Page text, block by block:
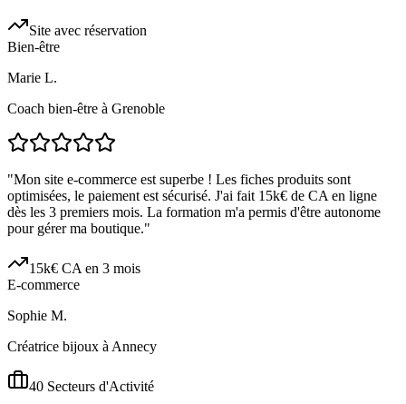
Site avec réservation
Bien-être
Marie L.
Coach bien-être à Grenoble
"Mon site e-commerce est superbe ! Les fiches produits sont
optimisées, le paiement est sécurisé. J'ai fait 15k€ de CA en ligne
dès les 3 premiers mois. La formation m'a permis d'être autonome
pour gérer ma boutique."
15k€ CA en 3 mois
E-commerce
Sophie M.
Créatrice bijoux à Annecy
40 Secteurs d'Activité